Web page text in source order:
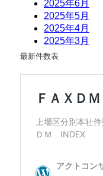
最新件数表